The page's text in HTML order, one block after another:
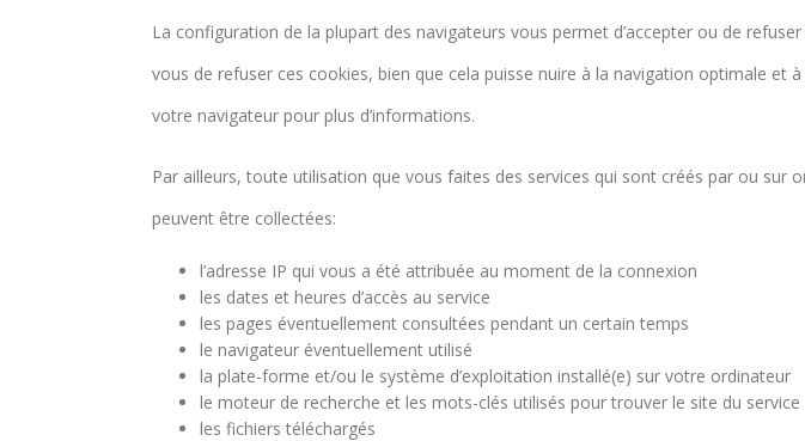
La configuration de la plupart des navigateurs vous permet d’accepter ou de
vous de refuser ces cookies, bien que cela puisse nuire à la navigation optimale et
votre navigateur pour plus d’informations.
Par ailleurs, toute utilisation que vous faites des services qui sont créés par ou sur
peuvent être collectées:
l’adresse IP qui vous a été attribuée au moment de la connexion
les dates et heures d’accès au service
les pages éventuellement consultées pendant un certain temps
le navigateur éventuellement utilisé
la plate-forme et/ou le système d’exploitation installé(e) sur votre ordinateur
le moteur de recherche et les mots-clés utilisés pour trouver le site du service
les fichiers téléchargés